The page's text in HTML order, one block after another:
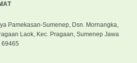
Pamekasan-Sumenep, Dsn. Mornangka,
Laok, Kec. Pragaan, Sumenep Jawa
69465